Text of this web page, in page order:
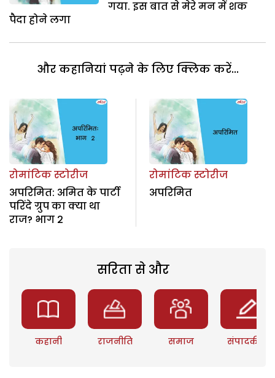
गया. इस बात से मेरे मन में शक
पैदा होने लगा
और कहानियां पढ़ने के लिए क्लिक करें...
रोमांटिक स्टोरीज
अपरिमित: अमित के पार्टी
परिंदे ग्रुप का क्या था
राज? भाग 2
रोमांटिक स्टोरीज
अपरिमित
सरिता से और
कहानी राजनीति समाज संपादकीय